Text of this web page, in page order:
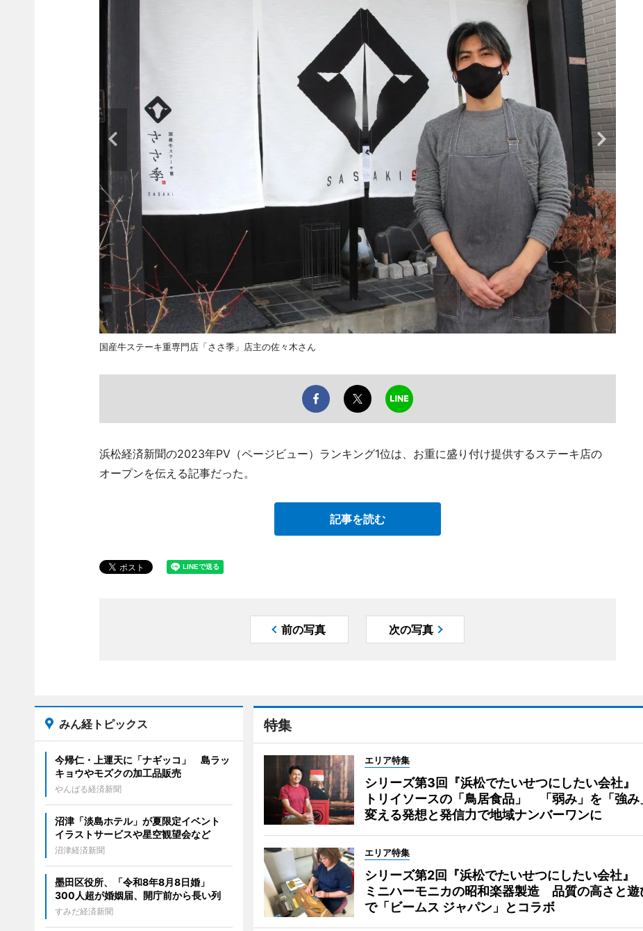
国産牛ステーキ重専門店「ささ季」店主の佐々木さん
浜松経済新聞の2023年PV（ページビュー）ランキング1位は、お重に盛り付け提供するステーキ店の
オープンを伝える記事だった。
記事を読む
前の写真 次の写真
特集
エリア特集
シリーズ第3回『浜松でたいせつにしたい会社』
トリイソースの「鳥居食品」 「弱み」を「強み
変える発想と発信力で地域ナンバーワンに
エリア特集
シリーズ第2回『浜松でたいせつにしたい会社』
ミニハーモニカの昭和楽器製造 品質の高さと遊
で「ビームス ジャパン」とコラボ
みん経トピックス
今帰仁・上運天に「ナギッコ」 島ラッ
キョウやモズクの加工品販売
やんばる経済新聞
沼津「淡島ホテル」が夏限定イベント
イラストサービスや星空観望会など
沼津経済新聞
墨田区役所、「令和8年8月8日婚」
300人超が婚姻届、開庁前から長い列
すみだ経済新聞